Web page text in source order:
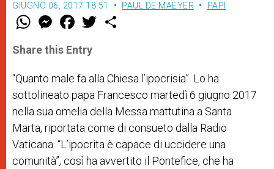
GIUGNO 06, 2017 18:51 PAUL DE MAEYER PAPI
W
t
s
p
p
M
e
s
e
g
e
r
F
a
e
b
o
k
w
r
Share this Entry
“Quanto male fa alla Chiesa l’ipocrisia”. Lo ha
sottolineato papa Francesco martedì 6 giugno 2017
nella sua omelia della Messa mattutina a Santa
Marta, riportata come di consueto dalla Radio
Vaticana. “L’ipocrita è capace di uccidere una
comunità”, così ha avvertito il Pontefice, che ha